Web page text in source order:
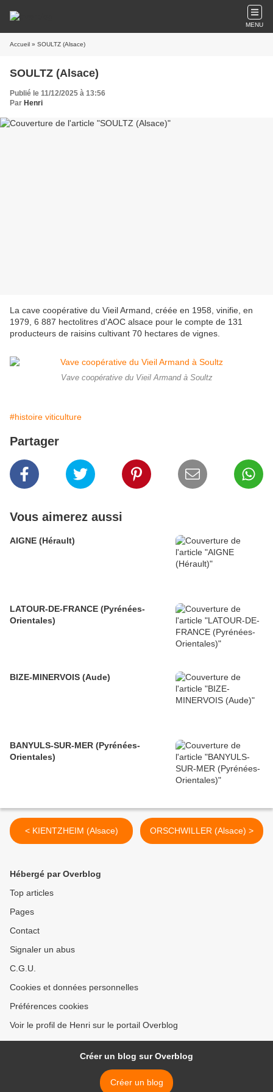
MENU
Accueil » SOULTZ (Alsace)
SOULTZ (Alsace)
Publié le 11/12/2025 à 13:56
Par Henri
La cave coopérative du Vieil Armand, créée en 1958, vinifie, en
1979, 6 887 hectolitres d'AOC alsace pour le compte de 131
producteurs de raisins cultivant 70 hectares de vignes.
Vave coopérative du Vieil Armand à Soultz
#histoire viticulture
Partager
Vous aimerez aussi
AIGNE (Hérault)
LATOUR-DE-FRANCE (Pyrénées-
Orientales)
BIZE-MINERVOIS (Aude)
BANYULS-SUR-MER (Pyrénées-
Orientales)
< KIENTZHEIM (Alsace) ORSCHWILLER (Alsace) >
Hébergé par Overblog
Top articles
Pages
Contact
Signaler un abus
C.G.U.
Cookies et données personnelles
Préférences cookies
Voir le profil de Henri sur le portail Overblog
Créer un blog sur Overblog
Créer un blog